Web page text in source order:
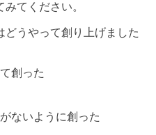
てください。
どうやって創り上げました
創った
ないように創った